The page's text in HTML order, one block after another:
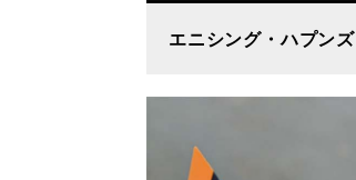
エニシング・ハプンズ